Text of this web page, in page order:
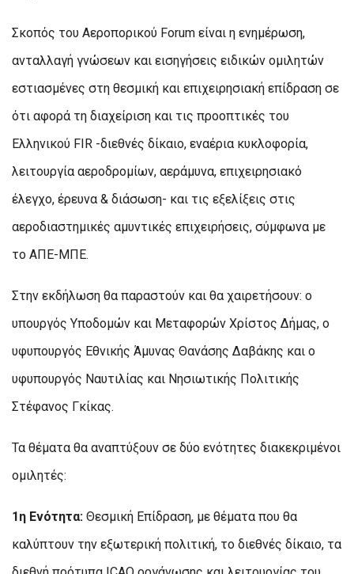
Σκοπός του Αεροπορικού Forum είναι η ενημέρωση,
ανταλλαγή γνώσεων και εισηγήσεις ειδικών ομιλητών
εστιασμένες στη θεσμική και επιχειρησιακή επίδραση σε
ότι αφορά τη διαχείριση και τις προοπτικές του
Ελληνικού FIR -διεθνές δίκαιο, εναέρια κυκλοφορία,
λειτουργία αεροδρομίων, αεράμυνα, επιχειρησιακό
έλεγχο, έρευνα & διάσωση- και τις εξελίξεις στις
αεροδιαστημικές αμυντικές επιχειρήσεις, σύμφωνα με
το ΑΠΕ-ΜΠΕ.
Στην εκδήλωση θα παραστούν και θα χαιρετήσουν: ο
υπουργός Υποδομών και Μεταφορών Χρίστος Δήμας, ο
υφυπουργός Εθνικής Άμυνας Θανάσης Δαβάκης και ο
υφυπουργός Ναυτιλίας και Νησιωτικής Πολιτικής
Στέφανος Γκίκας.
Τα θέματα θα αναπτύξουν σε δύο ενότητες διακεκριμένοι
ομιλητές:
1η Ενότητα: Θεσμική Επίδραση, με θέματα που θα
καλύπτουν την εξωτερική πολιτική, το διεθνές δίκαιο, τα